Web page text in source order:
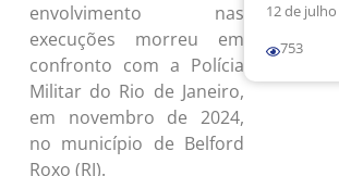
envolvimento nas
execuções morreu em
confronto com a Polícia
Militar do Rio de Janeiro,
em novembro de 2024,
no município de Belford
Roxo (RJ).
12 de
753